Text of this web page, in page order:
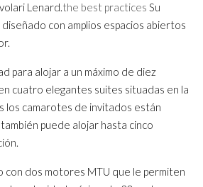
Lenard.the best practices Su
con amplios espacios abiertos
para alojar a un máximo de diez
cuatro elegantes suites situadas en la
los camarotes de invitados están
puede alojar hasta cinco
con dos motores MTU que le permiten